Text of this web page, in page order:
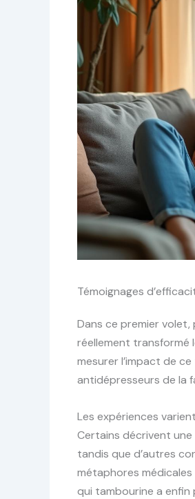
Témoignages
Dans ce premier
réellement transformé
mesurer l’impact de
antidépresseurs de la
Les expériences
Certains décrivent une
tandis que d’autres
métaphores
qui tambourine a enfin